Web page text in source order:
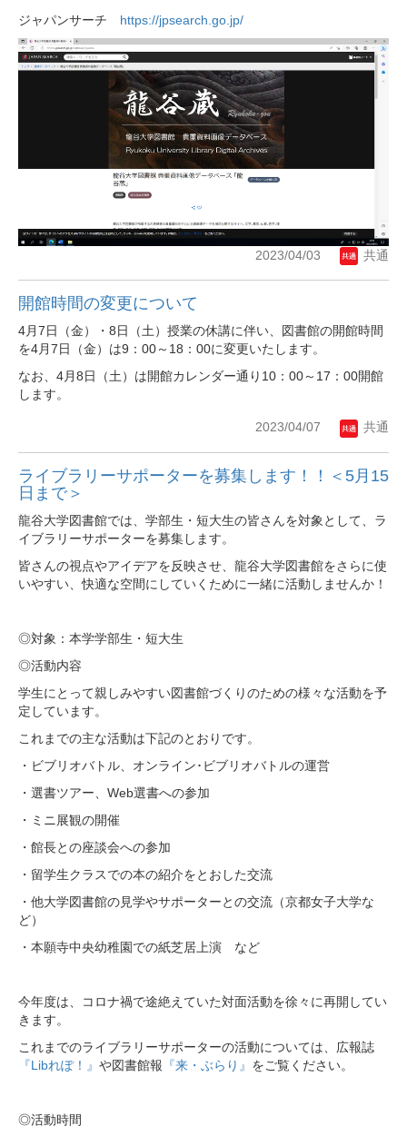
ジャパンサーチ https://jpsearch.go.jp/
2023/04/03 共通
開館時間の変更について
4月7日（金）・8日（土）授業の休講に伴い、図書館の開館時間
を4月7日（金）は9：00～18：00に変更いたします。
なお、4月8日（土）は開館カレンダー通り10：00～17：00開館
します。
2023/04/07 共通
ライブラリーサポーターを募集します！！＜5月15
日まで＞
龍谷大学図書館では、学部生・短大生の皆さんを対象として、ラ
イブラリーサポーターを募集します。
皆さんの視点やアイデアを反映させ、龍谷大学図書館をさらに使
いやすい、快適な空間にしていくために一緒に活動しませんか！
◎対象：本学学部生・短大生
◎活動内容
学生にとって親しみやすい図書館づくりのための様々な活動を予
定しています。
これまでの主な活動は下記のとおりです。
・ビブリオバトル、オンライン･ビブリオバトルの運営
・選書ツアー、Web選書への参加
・ミニ展観の開催
・館長との座談会への参加
・留学生クラスでの本の紹介をとおした交流
・他大学図書館の見学やサポーターとの交流（京都女子大学な
ど）
・本願寺中央幼稚園での紙芝居上演 など
今年度は、コロナ禍で途絶えていた対面活動を徐々に再開してい
きます。
これまでのライブラリーサポーターの活動については、広報誌
『Libれぽ！』 や図書館報 『来・ぶらり』 をご覧ください。
◎活動時間